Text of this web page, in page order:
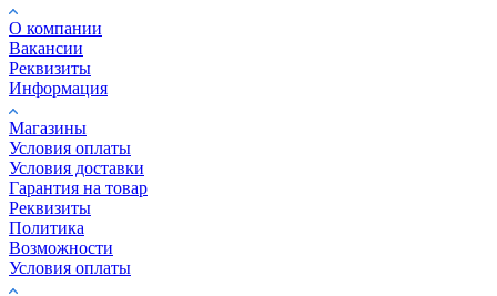
О компании
Вакансии
Реквизиты
Информация
Магазины
Условия оплаты
Условия доставки
Гарантия на товар
Реквизиты
Политика
Возможности
Условия оплаты